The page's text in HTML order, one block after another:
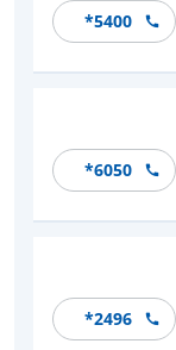
*5400
*6050
*2496